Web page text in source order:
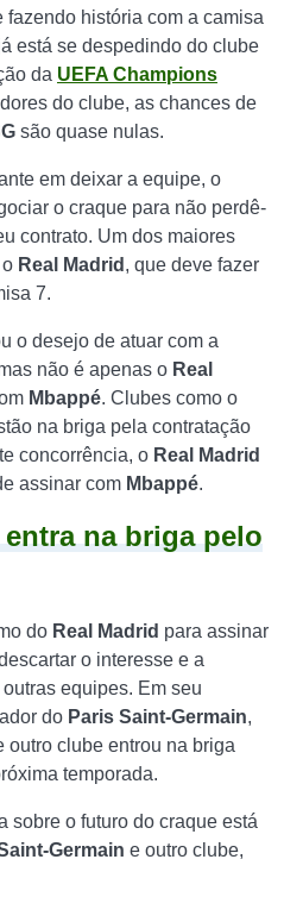
história com a camisa
está se despedindo do clube
da UEFA Champions
do clube, as chances de
são quase nulas.
em deixar a equipe, o
o craque para não perdê-
contrato. Um dos maiores
Real Madrid , que deve fazer
7.
o desejo de atuar com a
não é apenas o Real
Mbappé. Clubes como o
na briga pela contratação
concorrência, o Real Madrid
assinar com Mbappé.
na briga pelo
do Real Madrid para assinar
o interesse e a
equipes. Em seu
do Paris Saint-Germain,
outro clube entrou na briga
temporada.
sobre o futuro do craque está
Germain e outro clube,